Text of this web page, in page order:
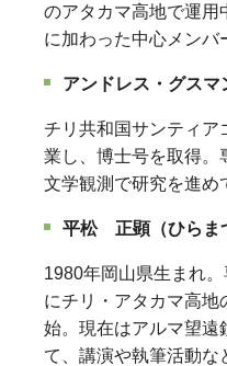
のアタカマ高地で運用
に加わった中心メンバ
アンドレス・グスマ
チリ共和国サンティア
業し、博士号を取得。
文学観測で研究を進め
平松 正顕（ひら
1980年岡山県生まれ
にチリ・アタカマ高地
始。現在はアルマ望遠
て、講演や執筆活動な